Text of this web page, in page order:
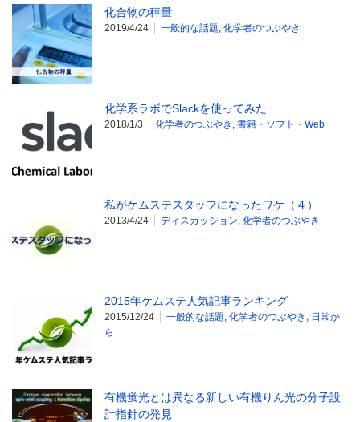
化合物の秤量
2019/4/24 一般的な話題, 化学者のつぶやき
化学系ラボでSlackを使ってみた
2018/1/3 化学者のつぶやき , 書籍・ソフト・Web
私がケムステスタッフになったワケ（４）
2013/4/24 ディスカッション, 化学者のつぶやき
2015年ケムステ人気記事ランキング
2015/12/24 一般的な話題, 化学者のつぶやき , 日常か
ら
有機蛍光とは異なる新しい有機りん光の分子設
計指針の発見